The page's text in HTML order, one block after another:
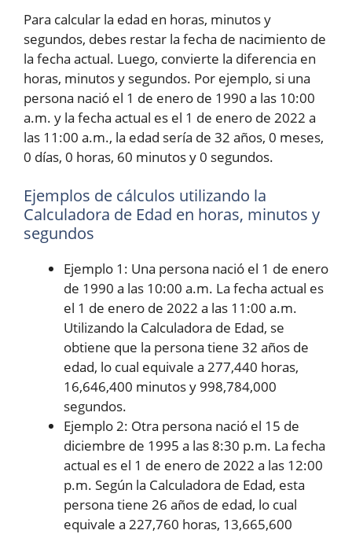
Para calcular la edad en horas, minutos y
segundos, debes restar la fecha de nacimiento de
la fecha actual. Luego, convierte la diferencia en
horas, minutos y segundos. Por ejemplo, si una
persona nació el 1 de enero de 1990 a las 10:00
a.m. y la fecha actual es el 1 de enero de 2022 a
las 11:00 a.m., la edad sería de 32 años, 0 meses,
0 días, 0 horas, 60 minutos y 0 segundos.
Ejemplos de cálculos utilizando la
Calculadora de Edad en horas, minutos y
segundos
Ejemplo 1: Una persona nació el 1 de enero
de 1990 a las 10:00 a.m. La fecha actual es
el 1 de enero de 2022 a las 11:00 a.m.
Utilizando la Calculadora de Edad, se
obtiene que la persona tiene 32 años de
edad, lo cual equivale a 277,440 horas,
16,646,400 minutos y 998,784,000
segundos.
Ejemplo 2: Otra persona nació el 15 de
diciembre de 1995 a las 8:30 p.m. La fecha
actual es el 1 de enero de 2022 a las 12:00
p.m. Según la Calculadora de Edad, esta
persona tiene 26 años de edad, lo cual
equivale a 227,760 horas, 13,665,600